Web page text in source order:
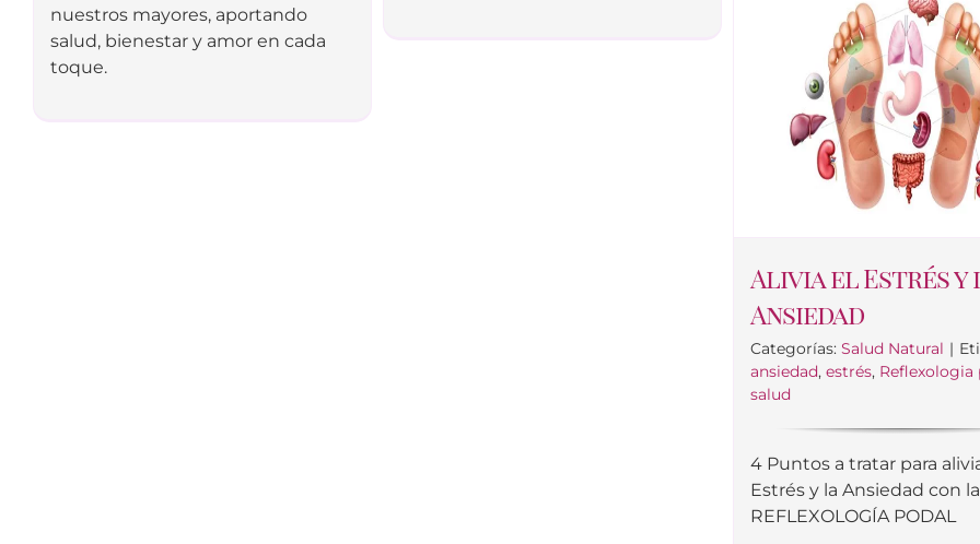
nuestros mayores, aportando
salud, bienestar y amor en cada
toque.
Alivia el Estrés y
Ansiedad
Categorías:Salud Natural |
ansiedad,estrés, Reflexologia
salud
4 Puntos a tratar para
Estrés y la Ansiedad con la
REFLEXOLOGÍA PODAL